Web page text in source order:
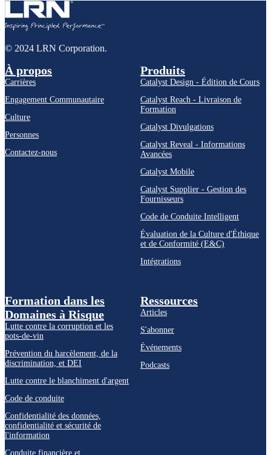
© 2024 LRN Corporation.
À propos
Carrières
Engagement Communautaire
Culture
Personnes
Contactez-nous
Produits
Catalyst Design - Édition de Cours
Catalyst Reach - Livraison de
Formation
Catalyst Divulgations
Catalyst Reveal - Informations
Avancées
Catalyst Mobile
Catalyst Supplier - Gestion des
Fournisseurs
Code de Conduite Intelligent
Évaluation de la Culture d'Éthique
et de Conformité (E&C)
Intégrations
Formation dans les
Domaines à Risque
Lutte contre la corruption et les
pots-de-vin
Prévention du harcèlement, de la
discrimination, et DEI
Lutte contre le blanchiment d'argent
Code de conduite
Confidentialité des données,
confidentialité et sécurité de
l'information
Conduite financière et
Ressources
Articles
S'abonner
Événements
Podcasts